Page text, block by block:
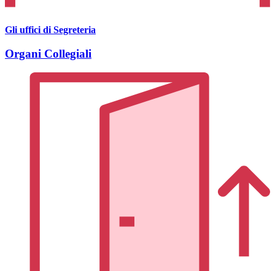
Gli uffici di Segreteria
Organi Collegiali